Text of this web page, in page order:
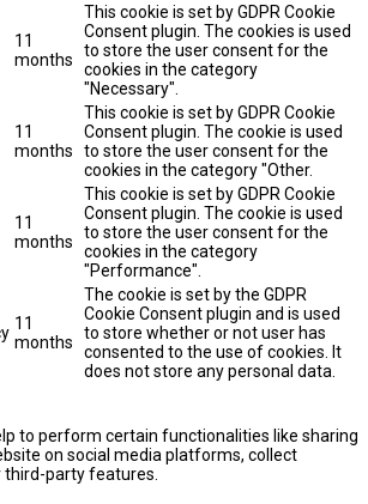
11
months
This cookie is set by GDPR Cookie
Consent plugin. The cookies is used
to store the user consent for the
cookies in the category
"Necessary".
11
months
This cookie is set by GDPR Cookie
Consent plugin. The cookie is used
to store the user consent for the
cookies in the category "Other.
11
months
This cookie is set by GDPR Cookie
Consent plugin. The cookie is used
to store the user consent for the
cookies in the category
"Performance".
11
months
The cookie is set by the GDPR
Cookie Consent plugin and is used
to store whether or not user has
consented to the use of cookies. It
does not store any personal data.
to perform certain functionalities like sharing
on social media platforms, collect
party features.